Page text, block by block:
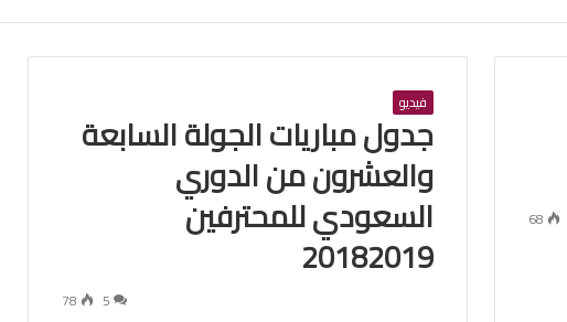
68
فيديو
جدول مباريات الجولة السابعة
والعشرون من الدوري
السعودي للمحترفين
20182019
5
78